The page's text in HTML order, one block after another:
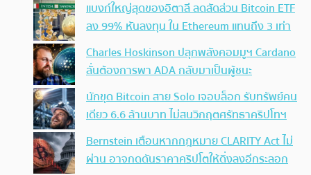
แบงก์ใหญ่สุดของอิตาลี ลดสัดส่วน Bitcoin ETF
ลง 99% หันลงทุน ใน Ethereum แทนถึง 3 เท่า
Charles Hoskinson ปลุกพลังคอมมูฯ Cardano
ลั่นต้องการพา ADA กลับมาเป็นผู้ชนะ
นักขุด Bitcoin สาย Solo เจอบล็อก รับทรัพย์คน
เดียว 6.6 ล้านบาท ไม่สนวิกฤตศรัทธาคริปโทฯ
Bernstein เตือนหากกฎหมาย CLARITY Act ไม่
ผ่าน อาจกดดันราคาคริปโตให้ดิ่งลงอีกระลอก